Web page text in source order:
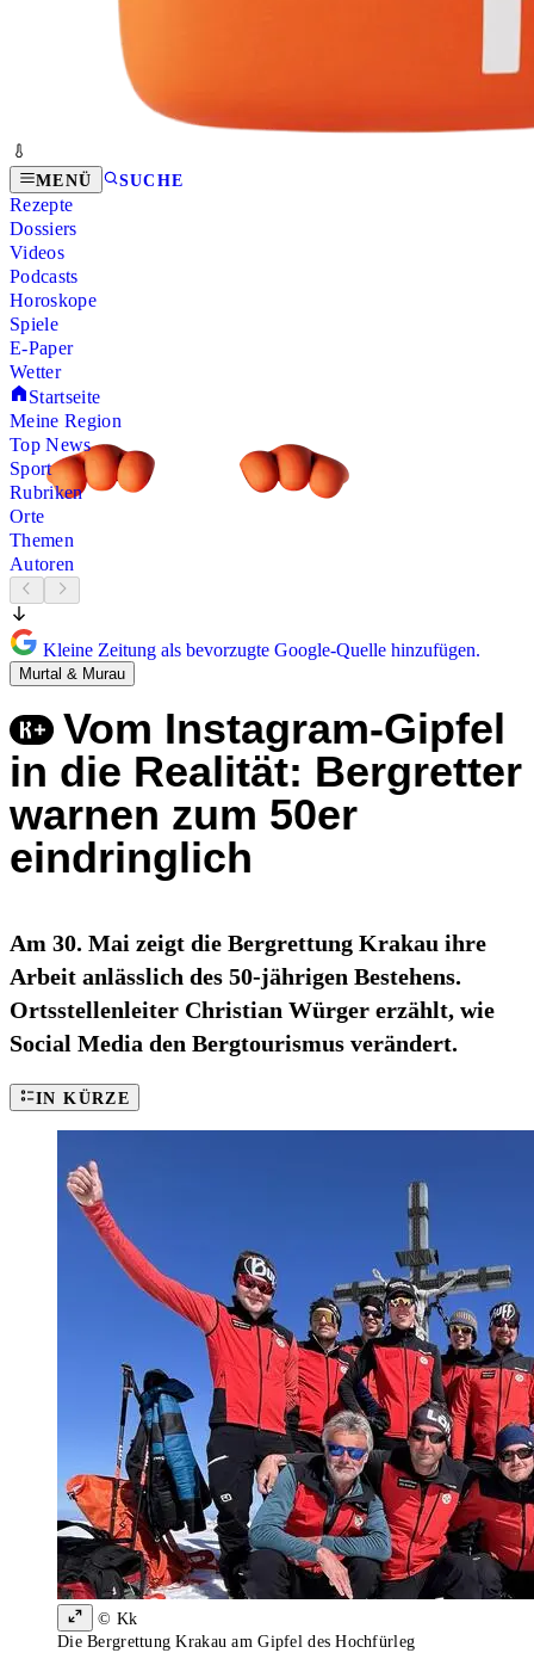
MENÜ SUCHE
Rezepte
Dossiers
Videos
Podcasts
Horoskope
Spiele
E-Paper
Wetter
Startseite
Meine Region
Top News
Sport
Rubriken
Orte
Themen
Autoren
Kleine Zeitung als bevorzugte Google-Quelle hinzufügen.
Murtal & Murau
Vom Instagram-Gipfel
in die Realität: Bergretter
warnen zum 50er
eindringlich
Am 30. Mai zeigt die Bergrettung Krakau ihre
Arbeit anlässlich des 50-jährigen Bestehens.
Ortsstellenleiter Christian Würger erzählt, wie
Social Media den Bergtourismus verändert.
IN KÜRZE
© Kk
Die Bergrettung Krakau am Gipfel des Hochfürleg